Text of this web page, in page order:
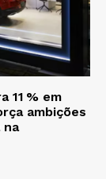
11 % em
ambições
na